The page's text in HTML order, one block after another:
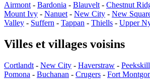
Airmont - Bardonia - Blauvelt - Chestnut
Mount Ivy - Nanuet - New City - New
Valley - Suffern - Tappan - Thiells - Upper
Villes et villages voisins
Cortlandt - New City - Haverstraw - Peekskill
Pomona - Buchanan - Crugers - Fort